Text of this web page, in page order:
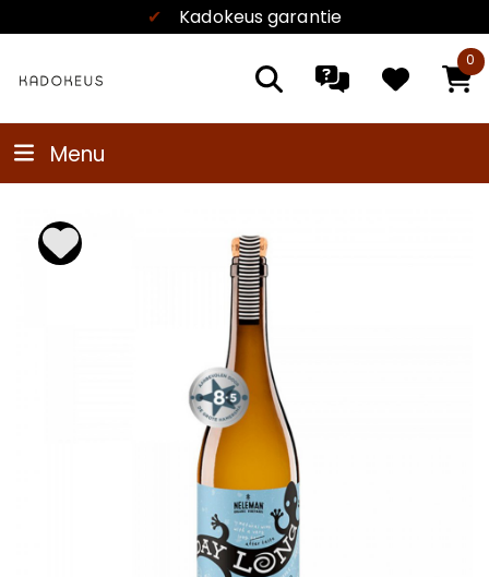
✔ Kadokeus garantie
0
Menu